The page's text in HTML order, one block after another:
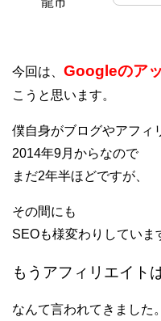
今回は、 Googleのア
こうと思います。
僕自身がブログやアフィ
2014年9月からなので
まだ2年半ほどですが、
その間にも
SEOも様変わりしていま
もうアフィリエイト
なんて言われてきました。